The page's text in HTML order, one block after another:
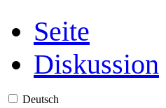
Seite
Diskussion
Deutsch